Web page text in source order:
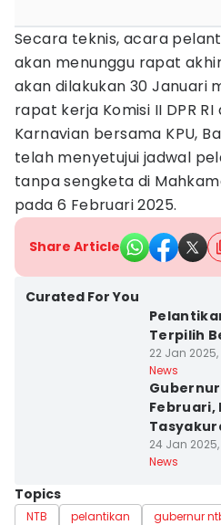
Secara teknis, acara
akan menunggu rapat
akan dilakukan 30 Januari
rapat kerja Komisi II DPR
Karnavian bersama KPU,
telah menyetujui jadwal
tanpa sengketa di
pada 6 Februari 2025.
Share Article
Curated For You
Terpilih
22 Jan 2025,
News
Februari,
24 Jan 2025,
News
Topics
NTB pelantikan gubernur